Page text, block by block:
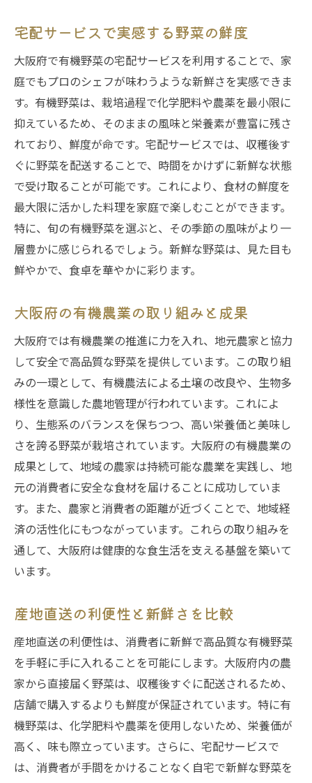
宅配サービスで実感する野菜の鮮度
大阪府で有機野菜の宅配サービスを利用することで、家
庭でもプロのシェフが味わうような新鮮さを実感できま
す。有機野菜は、栽培過程で化学肥料や農薬を最小限に
抑えているため、そのままの風味と栄養素が豊富に残さ
れており、鮮度が命です。宅配サービスでは、収穫後す
ぐに野菜を配送することで、時間をかけずに新鮮な状態
で受け取ることが可能です。これにより、食材の鮮度を
最大限に活かした料理を家庭で楽しむことができます。
特に、旬の有機野菜を選ぶと、その季節の風味がより一
層豊かに感じられるでしょう。新鮮な野菜は、見た目も
鮮やかで、食卓を華やかに彩ります。
大阪府の有機農業の取り組みと成果
大阪府では有機農業の推進に力を入れ、地元農家と協力
して安全で高品質な野菜を提供しています。この取り組
みの一環として、有機農法による土壌の改良や、生物多
様性を意識した農地管理が行われています。これによ
り、生態系のバランスを保ちつつ、高い栄養価と美味し
さを誇る野菜が栽培されています。大阪府の有機農業の
成果として、地域の農家は持続可能な農業を実践し、地
元の消費者に安全な食材を届けることに成功していま
す。また、農家と消費者の距離が近づくことで、地域経
済の活性化にもつながっています。これらの取り組みを
通して、大阪府は健康的な食生活を支える基盤を築いて
います。
産地直送の利便性と新鮮さを比較
産地直送の利便性は、消費者に新鮮で高品質な有機野菜
を手軽に手に入れることを可能にします。大阪府内の農
家から直接届く野菜は、収穫後すぐに配送されるため、
店舗で購入するよりも鮮度が保証されています。特に有
機野菜は、化学肥料や農薬を使用しないため、栄養価が
高く、味も際立っています。さらに、宅配サービスで
は、消費者が手間をかけることなく自宅で新鮮な野菜を